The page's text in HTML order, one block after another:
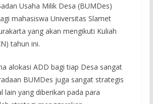
Usaha Milik Desa (BUMDes)
mahasiswa Universitas Slamet
yang akan mengikuti Kuliah
tahun ini.
alokasi ADD bagi tiap Desa sangat
BUMDes juga sangat strategis
lain yang diberikan pada para